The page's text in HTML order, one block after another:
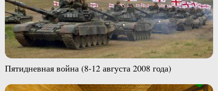
Пятидневная война (8-12 августа 2008 года)